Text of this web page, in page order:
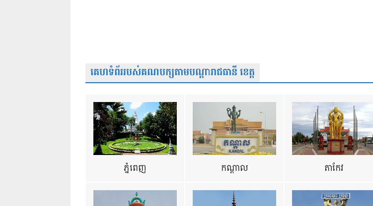
គេហទំព័ររបស់គណបក្សតាមបណ្តារាជធានី ខេត្ត
ភ្នំពេញ កណ្តាល តាកែវ